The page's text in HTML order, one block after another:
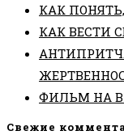
КАК
КАК ВЕСТИ
ФИЛЬМ НА
Свежие